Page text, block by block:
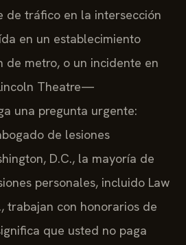
de tráfico en la intersección
en un establecimiento
de metro, o un incidente en
Theatre—
una pregunta urgente:
de lesiones
D.C., la mayoría de
personales, incluido Law
trabajan con honorarios de
que usted no paga